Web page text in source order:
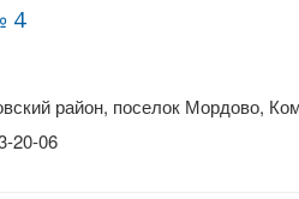
4
район, поселок Мордово,
20-06